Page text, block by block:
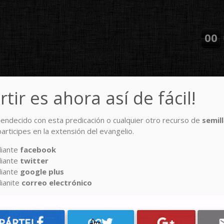
00
RECURSOS NOTICIAS EMISIÓN TV CONTACTO
(MARIBEL IN
es ahora así de fácil!
con esta predicación o cualquier otro recurso de
en la extensión del evangelio.
facebook
twitter
google plus
correo electrónico